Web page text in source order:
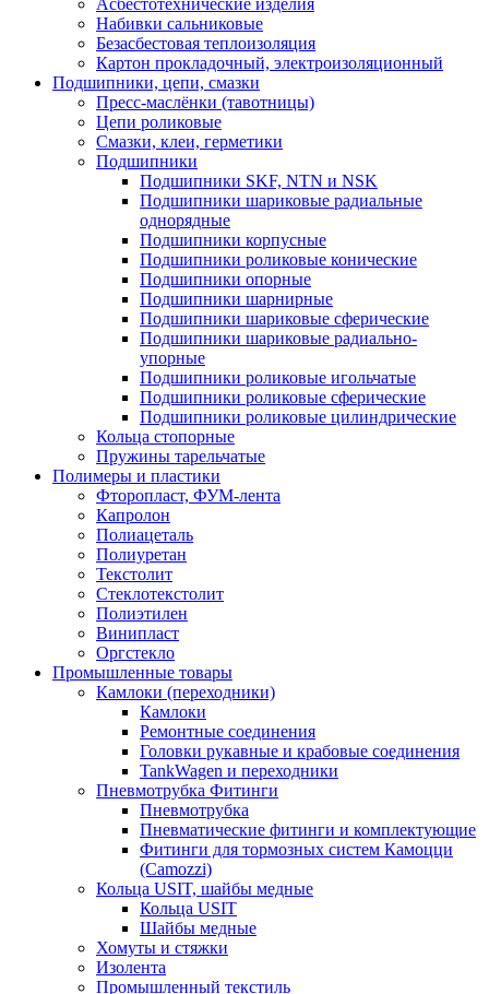
Асбестотехнические изделия
Набивки сальниковые
Безасбестовая теплоизоляция
Картон прокладочный, электроизоляционный
Подшипники, цепи, смазки
Пресс-маслёнки (тавотницы)
Цепи роликовые
Смазки, клеи, герметики
Подшипники
Подшипники SKF, NTN и NSK
Подшипники шариковые радиальные
однорядные
Подшипники корпусные
Подшипники роликовые конические
Подшипники опорные
Подшипники шарнирные
Подшипники шариковые сферические
Подшипники шариковые радиально-
упорные
Подшипники роликовые игольчатые
Подшипники роликовые сферические
Подшипники роликовые цилиндрические
Кольца стопорные
Пружины тарельчатые
Полимеры и пластики
Фторопласт, ФУМ-лента
Капролон
Полиацеталь
Полиуретан
Текстолит
Стеклотекстолит
Полиэтилен
Винипласт
Оргстекло
Промышленные товары
Камлоки (переходники)
Камлоки
Ремонтные соединения
Головки рукавные и крабовые соединения
TankWagen и переходники
Пневмотрубка Фитинги
Пневмотрубка
Пневматические фитинги и комплектующие
Фитинги для тормозных систем Камоцци
(Camozzi)
Кольца USIT, шайбы медные
Кольца USIT
Шайбы медные
Хомуты и стяжки
Изолента
Промышленный текстиль